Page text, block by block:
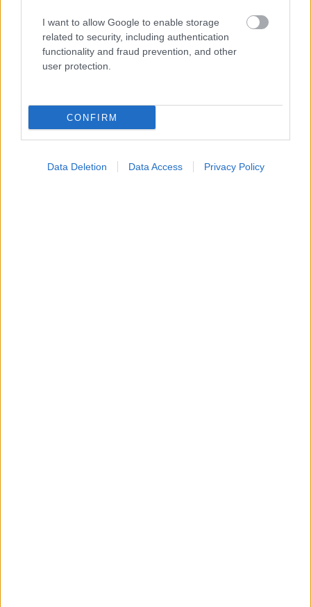
I want to allow Google to enable storage
related to security, including authentication
functionality and fraud prevention, and other
user protection.
CONFIRM
Data Deletion Data Access Privacy Policy